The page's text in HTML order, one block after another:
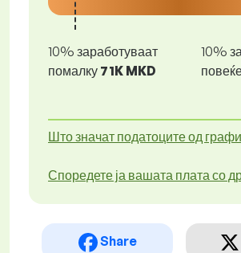
10% заработуваат
помалку 71K MKD
10%
Што значат податоците од
Споредете ја вашата плата со
Share